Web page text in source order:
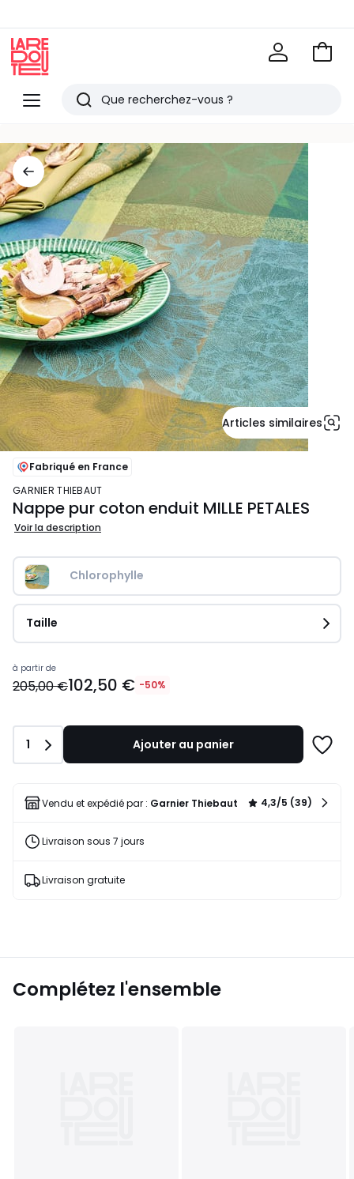
Menu
Redoute
Rechercher
articles
vus
Voir
Articles similaires
Fabriqué en France
GARNIER THIEBAUT
Nappe pur coton enduit MILLE PETALES
Voir la description
Chlorophylle
Taille
Prix
à
au
de
205,00
50%
réduction
appliquée.
à partir de
205,00 €102,50 € -50%
Quantité
1 Ajouter au panier
liste
Vendu et expédié par : Garnier Thiebaut 4,3/5 (39)
Livraison sous 7 jours
Livraison gratuite
Complétez l'ensemble